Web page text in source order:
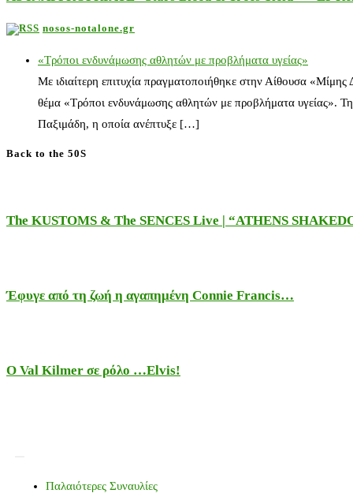
nosos-notalone.gr
«Τρόποι ενδυνάμωσης αθλητών με προβλήματα υγείας»
Με ιδιαίτερη επιτυχία πραγματοποιήθηκε στην Αίθουσα
θέμα «Τρόποι ενδυνάμωσης αθλητών με προβλήματα υγείας».
Παξιμάδη, η οποία ανέπτυξε […]
Back to the 50S
The KUSTOMS & The SENCES Live | “ATHENS
Έφυγε από τη ζωή η αγαπημένη Connie Francis…
Ο Val Kilmer σε ρόλο …Elvis!
Παλαιότερες Συναυλίες